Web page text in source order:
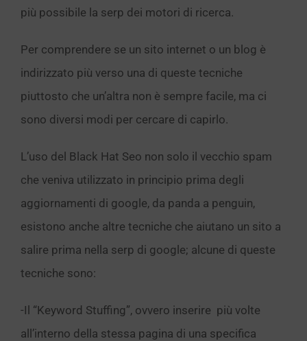
più possibile la serp dei motori di ricerca.
Per comprendere se un sito internet o un blog è
indirizzato più verso una di queste tecniche
piuttosto che un’altra non è sempre facile, ma ci
sono diversi modi per cercare di capirlo.
L’uso del Black Hat Seo non solo il vecchio spam
che veniva utilizzato in principio prima degli
aggiornamenti di google, da panda a penguin,
esistono anche altre tecniche che aiutano un sito a
salire prima nella serp di google; alcune di queste
tecniche sono:
-Il “Keyword Stuffing”, ovvero inserire più volte
all’interno della stessa pagina di una specifica